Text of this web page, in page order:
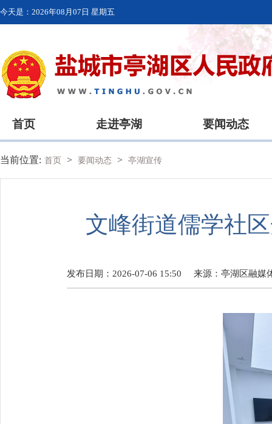
今天是： 2026年08月07日 星期五
首页 走进亭湖 要闻动态
当前位置: 首页 > 要闻动态 > 亭湖宣传
文峰街道儒学社
发布日期：2026-07-06 15:50 来源： 亭湖区融媒